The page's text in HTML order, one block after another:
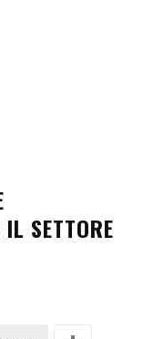
SETTORE